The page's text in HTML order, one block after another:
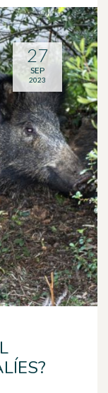
27
SEP
2023